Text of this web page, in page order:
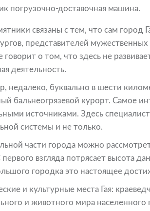
погрузочно-доставочная машина.
связаны с тем, что сам город
представителей
говорит о том, что здесь не
деятельность.
недалеко, буквально в шести
бальнеогрязевой курорт. Самое
источниками. Здесь
системы и не только.
части города можно
первого взгляда потрясает высота
городка это настоящее
и культурные места Гая:
и животного мира населенного